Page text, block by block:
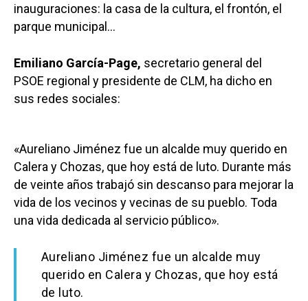
inauguraciones: la casa de la cultura, el frontón, el
parque municipal…
Emiliano García-Page, secretario general del
PSOE regional y presidente de CLM, ha dicho en
sus redes sociales:
«Aureliano Jiménez fue un alcalde muy querido en
Calera y Chozas, que hoy está de luto. Durante más
de veinte años trabajó sin descanso para mejorar la
vida de los vecinos y vecinas de su pueblo. Toda
una vida dedicada al servicio público».
Aureliano Jiménez fue un alcalde muy
querido en Calera y Chozas, que hoy está
de luto.